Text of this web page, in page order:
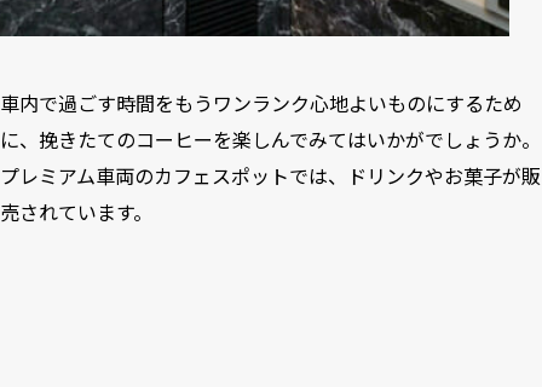
車内で過ごす時間をもうワンランク心地よいものにするため
に、挽きたてのコーヒーを楽しんでみてはいかがでしょうか。
プレミアム車両のカフェスポットでは、ドリンクやお菓子が販
売されています。